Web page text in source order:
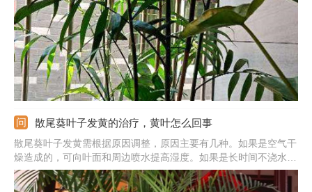
散尾葵叶子发黄的治疗，黄叶怎么回事
散尾葵叶子发黄需根据原因调整，原因主要有几种。如果是空气干
燥造成的，可向叶面和周边喷水提高湿度。如果是长时间不浇水造
成的，在盆土发干缺水后及时补充水分。如果是根部腐烂造成的，
可剪除掉烂掉的根部，重新栽种。如果是强光照射造成的，可将发